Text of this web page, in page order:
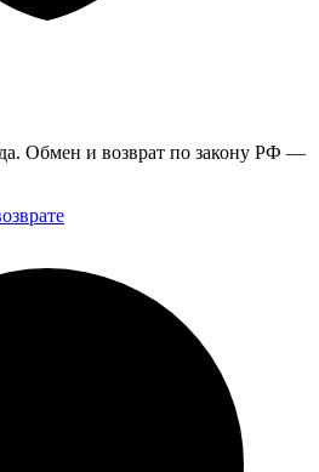
Обмен и возврат по закону РФ —